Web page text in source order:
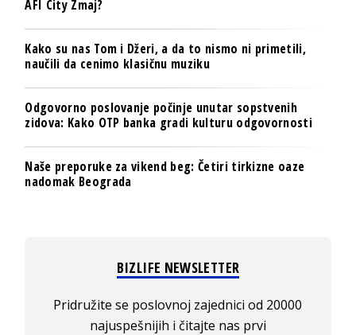
AFI City Zmaj?
Kako su nas Tom i Džeri, a da to nismo ni primetili,
naučili da cenimo klasičnu muziku
Odgovorno poslovanje počinje unutar sopstvenih
zidova: Kako OTP banka gradi kulturu odgovornosti
Naše preporuke za vikend beg: Četiri tirkizne oaze
nadomak Beograda
BIZLIFE NEWSLETTER
Pridružite se poslovnoj zajednici od 20000
najuspešnijih i čitajte nas prvi